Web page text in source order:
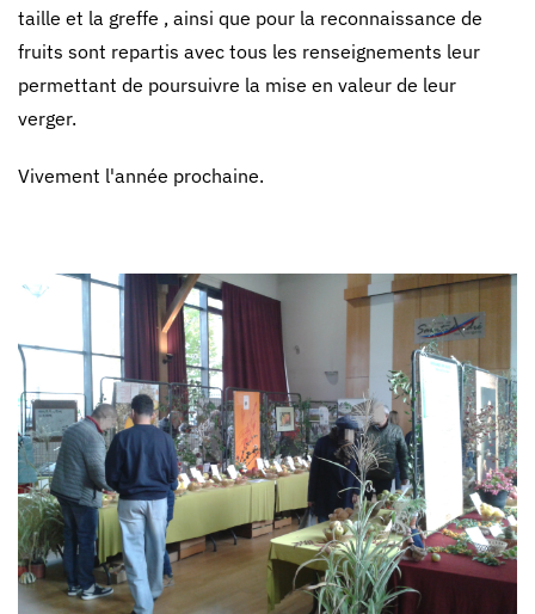
taille et la greffe , ainsi que pour la reconnaissance de
fruits sont repartis avec tous les renseignements leur
permettant de poursuivre la mise en valeur de leur
verger.
Vivement l'année prochaine.